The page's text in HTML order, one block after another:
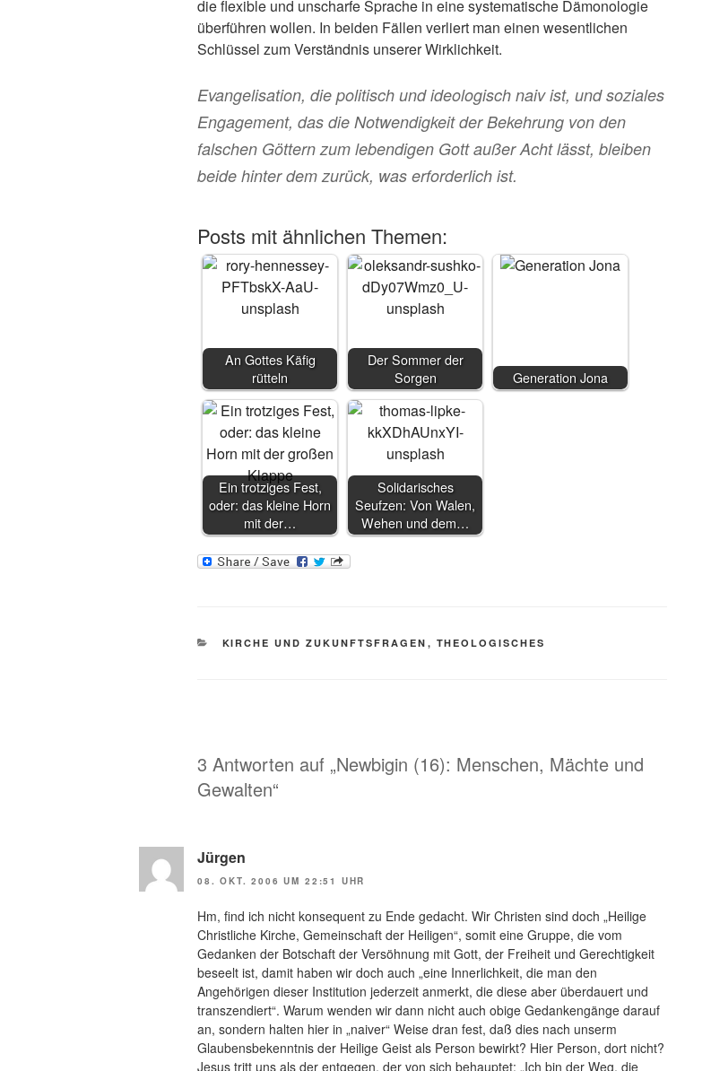
die flexible und unscharfe Sprache in eine systematische Dämonologie
überführen wollen. In beiden Fällen verliert man einen wesentlichen
Schlüssel zum Verständnis unserer Wirklichkeit.
Evangelisation, die politisch und ideologisch naiv ist, und soziales
Engagement, das die Notwendigkeit der Bekehrung von den
falschen Göttern zum lebendigen Gott außer Acht lässt, bleiben
beide hinter dem zurück, was erforderlich ist.
Posts mit ähnlichen Themen:
An Gottes Käfig
rütteln
Der Sommer der
Sorgen
Generation Jona
Ein trotziges Fest,
oder: das kleine Horn
mit der…
Solidarisches
Seufzen: Von Walen,
Wehen und dem…
KATEGORIEN
KIRCHE UND ZUKUNFTSFRAGEN , THEOLOGISCHES
3 Antworten auf „Newbigin (16): Menschen, Mächte und
Gewalten“
Jürgen
08. OKT. 2006 UM 22:51 UHR
Hm, find ich nicht konsequent zu Ende gedacht. Wir Christen sind doch „Heilige
Christliche Kirche, Gemeinschaft der Heiligen“, somit eine Gruppe, die vom
Gedanken der Botschaft der Versöhnung mit Gott, der Freiheit und Gerechtigkeit
beseelt ist, damit haben wir doch auch „eine Innerlichkeit, die man den
Angehörigen dieser Institution jederzeit anmerkt, die diese aber überdauert und
transzendiert“. Warum wenden wir dann nicht auch obige Gedankengänge darauf
an, sondern halten hier in „naiver“ Weise dran fest, daß dies nach unserm
Glaubensbekenntnis der Heilige Geist als Person bewirkt? Hier Person, dort nicht?
Jesus tritt uns als der entgegen, der von sich behauptet: „Ich bin der Weg, die